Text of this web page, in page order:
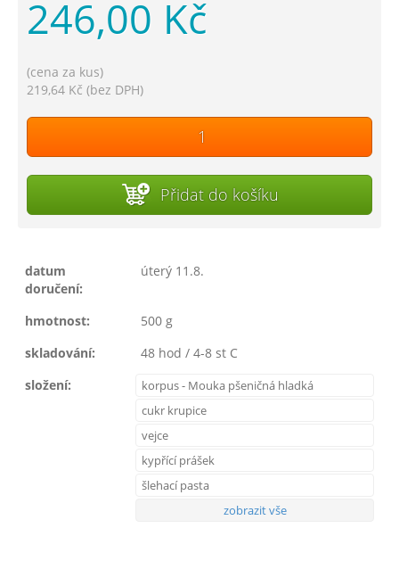
246,00 Kč
(cena za kus)
219,64 Kč (bez DPH)
Přidat do košíku
datum
doručení:
úterý 11.8.
hmotnost:
500 g
skladování:
48 hod / 4-8 st C
složení:
korpus - Mouka pšeničná hladká
cukr krupice
vejce
kypřící prášek
šlehací pasta
zobrazit vše